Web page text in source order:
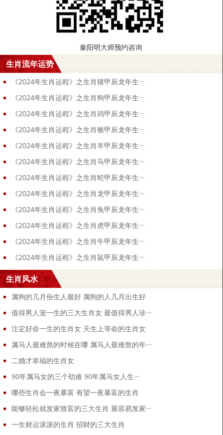
秦阳明大师预约咨询
生肖流年运势
《2024年生肖运程》之生肖猪甲辰龙年生···
《2024年生肖运程》之生肖狗甲辰龙年生···
《2024年生肖运程》之生肖鸡甲辰龙年生···
《2024年生肖运程》之生肖猴甲辰龙年生···
《2024年生肖运程》之生肖羊甲辰龙年生···
《2024年生肖运程》之生肖马甲辰龙年生···
《2024年生肖运程》之生肖蛇甲辰龙年生···
《2024年生肖运程》之生肖龙甲辰龙年生···
《2024年生肖运程》之生肖兔甲辰龙年生···
《2024年生肖运程》之生肖虎甲辰龙年生···
《2024年生肖运程》之生肖牛甲辰龙年生···
《2024年生肖运程》之生肖鼠甲辰龙年生···
生肖风水
属狗的几月份生人最好 属狗的人几月出生好
值得男人宠一生的三大生肖女 最值得男人珍···
注定好命一生的生肖女 天生上等命的生肖女
属马人最难熬的时候在哪 属马人最难熬的年···
二婚才幸福的生肖女
90年属马女的三个劫难 90年属马女人生···
哪些生肖会一夜暴富 有望一夜暴富的生肖
能够轻松就发家致富的三大生肖 最容易发家···
一生财运滚滚的生肖 招财的三大生肖